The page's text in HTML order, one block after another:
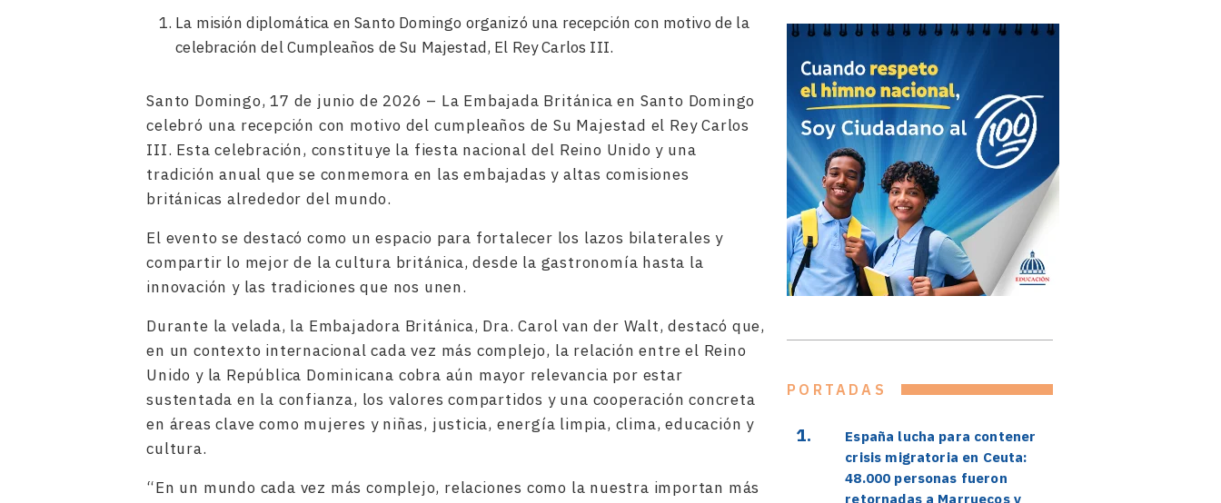
La misión diplomática en Santo Domingo organizó una recepción con motivo de la
celebración del Cumpleaños de Su Majestad, El Rey Carlos III.
Santo Domingo, 17 de junio de 2026 – La Embajada Británica en Santo Domingo
celebró una recepción con motivo del cumpleaños de Su Majestad el Rey Carlos
III. Esta celebración, constituye la fiesta nacional del Reino Unido y una
tradición anual que se conmemora en las embajadas y altas comisiones
británicas alrededor del mundo.
El evento se destacó como un espacio para fortalecer los lazos bilaterales y
compartir lo mejor de la cultura británica, desde la gastronomía hasta la
innovación y las tradiciones que nos unen.
Durante la velada, la Embajadora Británica, Dra. Carol van der Walt, destacó que,
en un contexto internacional cada vez más complejo, la relación entre el Reino
Unido y la República Dominicana cobra aún mayor relevancia por estar
sustentada en la confianza, los valores compartidos y una cooperación concreta
en áreas clave como mujeres y niñas, justicia, energía limpia, clima, educación y
cultura.
“En un mundo cada vez más complejo, relaciones como la nuestra importan más
PORTADAS
España lucha para contener
crisis migratoria en Ceuta:
48.000 personas fueron
retornadas a Marruecos y